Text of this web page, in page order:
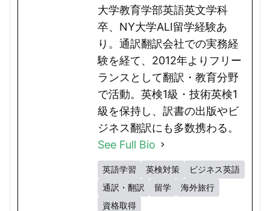
大学教育学部英語英文学科
卒、NY大学ALI留学経験あ
り。通訳翻訳会社での実務経
験を経て、2012年よりフリー
ランスとして翻訳・教育分野
で活動。英検1級・技術英検1
級を保持し、訳書の出版やビ
ジネス翻訳にも多数携わる。
See Full Bio
英語学習 英検対策
ビジネス英語
通訳・翻訳
留学
海外旅行
資格取得